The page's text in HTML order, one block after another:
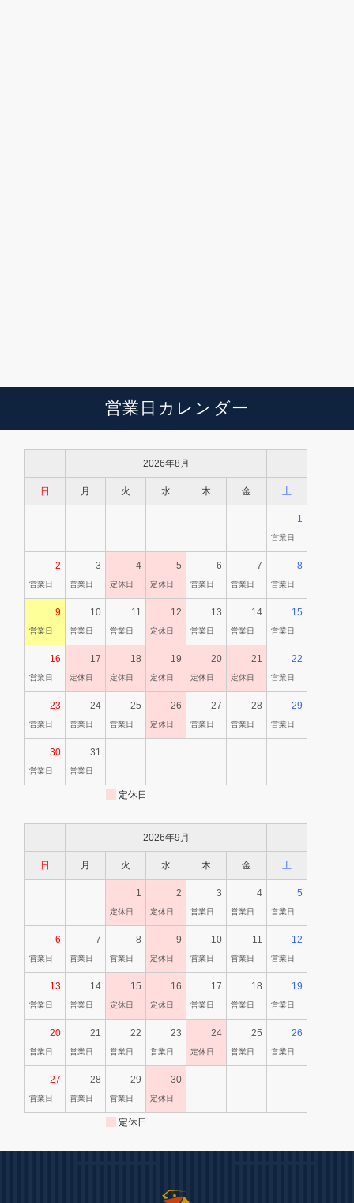
営業日カレンダー
2026年8月
日 月 火 水 木 金 土
1
営業日
2
営業日
3
営業日
4
定休日
5
定休日
6
営業日
7
営業日
8
営業日
9
営業日
10
営業日
11
営業日
12
定休日
13
営業日
14
営業日
15
営業日
16
営業日
17
定休日
18
定休日
19
定休日
20
定休日
21
定休日
22
営業日
23
営業日
24
営業日
25
営業日
26
定休日
27
営業日
28
営業日
29
営業日
30
営業日
31
営業日
定休日
2026年9月
日 月 火 水 木 金 土
1
定休日
2
定休日
3
営業日
4
営業日
5
営業日
6
営業日
7
営業日
8
営業日
9
定休日
10
営業日
11
営業日
12
営業日
13
営業日
14
営業日
15
定休日
16
定休日
17
営業日
18
営業日
19
営業日
20
営業日
21
営業日
22
営業日
23
営業日
24
定休日
25
営業日
26
営業日
27
営業日
28
営業日
29
営業日
30
定休日
定休日